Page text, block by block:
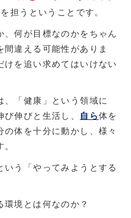
を担うということです。
何が目標なのかをちゃん
違える可能性がありま
けを追い求めてはいけない
「健康」という領域に
伸びと生活し、
自ら体を
体を十分に動かし、様々
いう「やってみようとする
境とは何なのか？